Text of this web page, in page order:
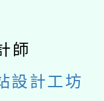
度閱讀
研習
智慧
師名單
師
設計工坊